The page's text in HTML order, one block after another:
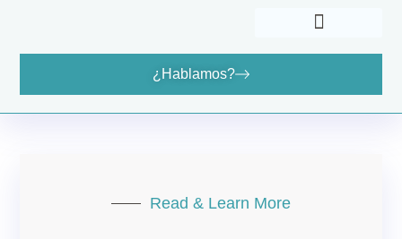
¿Hablamos?
Read & Learn More